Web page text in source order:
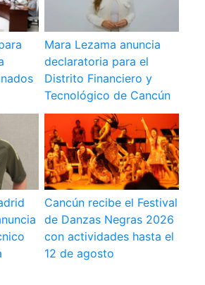
Mara Lezama anuncia
declaratoria para el
Distrito Financiero y
Tecnológico de Cancún
Cancún recibe el Festival
de Danzas Negras 2026
con actividades hasta el
12 de agosto